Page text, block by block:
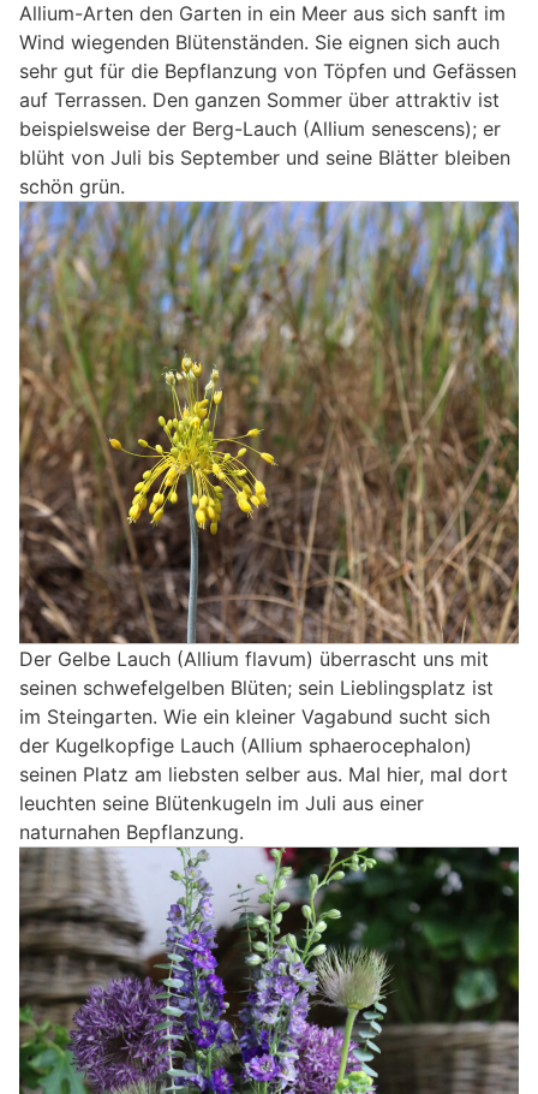
Allium-Arten den Garten in ein Meer aus sich sanft im
Wind wiegenden Blütenständen. Sie eignen sich auch
sehr gut für die Bepflanzung von Töpfen und Gefässen
auf Terrassen. Den ganzen Sommer über attraktiv ist
beispielsweise der Berg-Lauch (Allium senescens); er
blüht von Juli bis September und seine Blätter bleiben
schön grün.
Der Gelbe Lauch (Allium flavum) überrascht uns mit
seinen schwefelgelben Blüten; sein Lieblingsplatz ist
im Steingarten. Wie ein kleiner Vagabund sucht sich
der Kugelkopfige Lauch (Allium sphaerocephalon)
seinen Platz am liebsten selber aus. Mal hier, mal dort
leuchten seine Blütenkugeln im Juli aus einer
naturnahen Bepflanzung.